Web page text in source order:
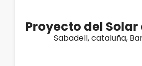
Proyecto del Solar
Sabadell, cataluña,